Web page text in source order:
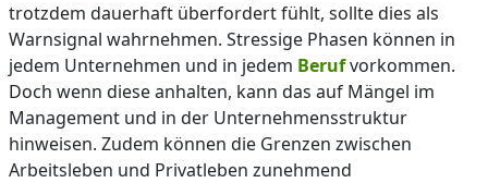
trotzdem dauerhaft überfordert fühlt, sollte dies als
Warnsignal wahrnehmen. Stressige Phasen können in
jedem Unternehmen und in jedem Berufvorkommen.
Doch wenn diese anhalten, kann das auf Mängel im
Management und in der Unternehmensstruktur
hinweisen. Zudem können die Grenzen zwischen
Arbeitsleben und Privatleben zunehmend